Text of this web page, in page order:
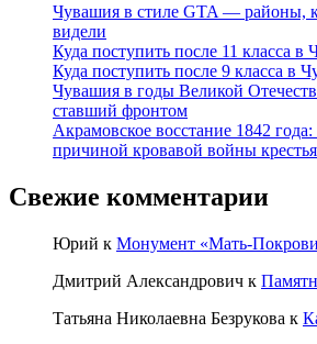
Чувашия в стиле GTA — районы,
видели
Куда поступить после 11 класса в
Куда поступить после 9 класса в
Чувашия в годы Великой
ставший фронтом
Акрамовское восстание 1842
причиной кровавой войны
Свежие комментарии
Юрий к Монумент «Мать-
Дмитрий Александрович к
Татьяна Николаевна Безрукова к